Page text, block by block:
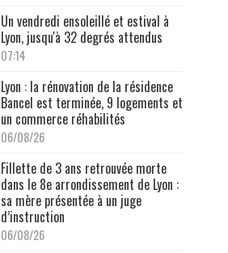
Un vendredi ensoleillé et estival à
Lyon, jusqu'à 32 degrés attendus
07:14
Lyon : la rénovation de la résidence
Bancel est terminée, 9 logements et
un commerce réhabilités
06/08/26
Fillette de 3 ans retrouvée morte
dans le 8e arrondissement de Lyon :
sa mère présentée à un juge
d’instruction
06/08/26